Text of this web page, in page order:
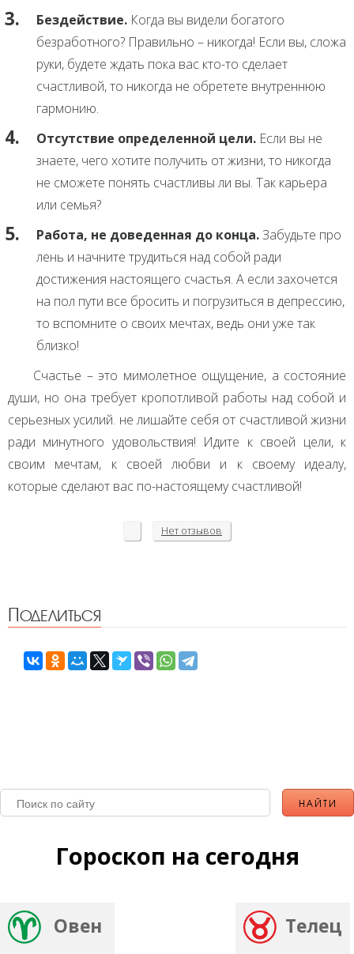
Бездействие. Когда вы видели богатого
безработного? Правильно – никогда! Если вы, сложа
руки, будете ждать пока вас кто-то сделает
счастливой, то никогда не обретете внутреннюю
гармонию.
Отсутствие определенной цели. Если вы не
знаете, чего хотите получить от жизни, то никогда
не сможете понять счастливы ли вы. Так карьера
или семья?
Работа, не доведенная до конца.Забудьте про
лень и начните трудиться над собой ради
достижения настоящего счастья. А если захочется
на пол пути все бросить и погрузиться в депрессию,
то вспомните о своих мечтах, ведь они уже так
близко!
Счастье – это мимолетное ощущение, а состояние
души, но она требует кропотливой работы над собой и
серьезных усилий. не лишайте себя от счастливой жизни
ради минутного удовольствия! Идите к своей цели, к
своим мечтам, к своей любви и к своему идеалу,
которые сделают вас по-настоящему счастливой!
Нет отзывов
Поделиться
Гороскоп на сегодня
Овен Телец